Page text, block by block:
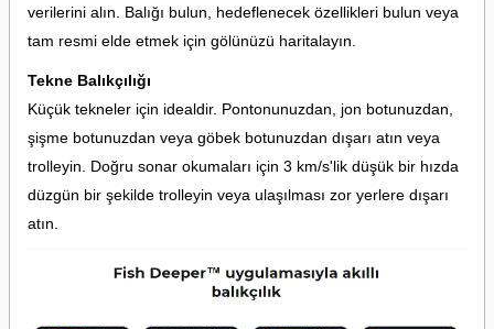
verilerini alın. Balığı bulun, hedeflenecek özellikleri bulun veya
tam resmi elde etmek için gölünüzü haritalayın.
Tekne Balıkçılığı
Küçük tekneler için idealdir. Pontonunuzdan, jon botunuzdan,
şişme botunuzdan veya göbek botunuzdan dışarı atın veya
trolleyin. Doğru sonar okumaları için 3 km/s'lik düşük bir hızda
düzgün bir şekilde trolleyin veya ulaşılması zor yerlere dışarı
atın.